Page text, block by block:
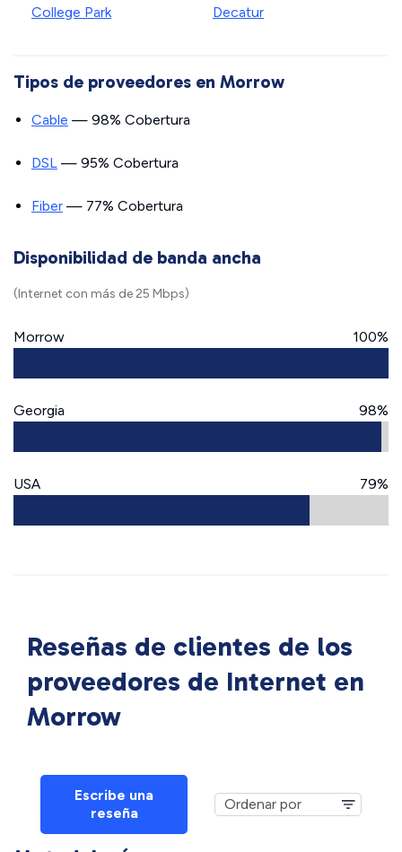
College Park Decatur
Tipos de proveedores en Morrow
Cable — 98% Cobertura
DSL — 95% Cobertura
Fiber — 77% Cobertura
Disponibilidad de banda ancha
(Internet con más de 25 Mbps)
Morrow 100%
Georgia 98%
USA 79%
Reseñas de clientes de los
proveedores de Internet en
Morrow
Escribe una
reseña